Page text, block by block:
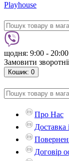
Playhouse
щодня: 9:00 - 20:00
Замовити
Кошик: 0
Про Нас
Доставка
Договір